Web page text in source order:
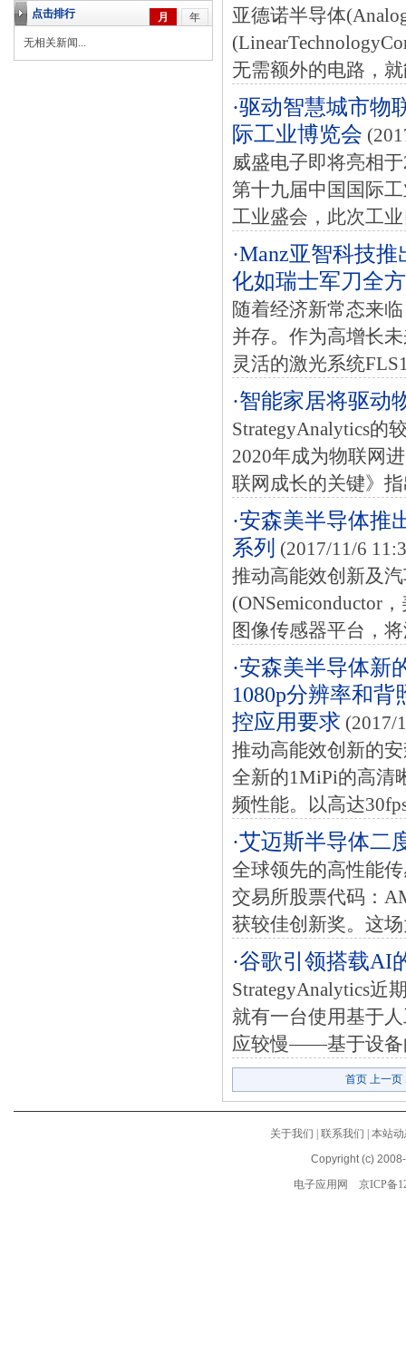
关频率和输出断接功能
于新型半导体材料
点击排行 年
月
无相关新闻...
亚德诺半导体
无需额外的电路，
·驱动智慧城市物
际工业博览会
威盛电子即将亮相
第十九届中国国际
工业盛会，此次工
·Manz亚智科技
化如瑞士军刀全
随着经济新常态来
并存。作为高增长
灵活的激光系统
·智能家居将驱动
StrategyAnalytics的
2020年成为物联网
联网成长的关键》
·安森美半导体推
系列 (2017/11/6
推动高能效创新及
(ONSemiconductor
图像传感器平台，
·安森美半导体新
1080p分辨率和
控应用要求 (2017/
推动高能效创新的
全新的1MiPi的高清
频性能。以高达
·艾迈斯半导体二
全球领先的高性能
交易所股票代码：
获较佳创新奖。这
·谷歌引领搭载AI
StrategyAnalytics近
就有一台使用基于
应较慢——基于设备
首页 上一页
关于我们 联系我们
本站
Copyright (c)
电子应用网
京ICP备